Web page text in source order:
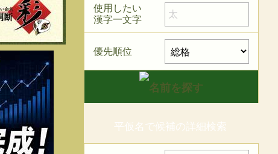
使用したい
漢字一文字
優先順位
平仮名で候補の詳細検索